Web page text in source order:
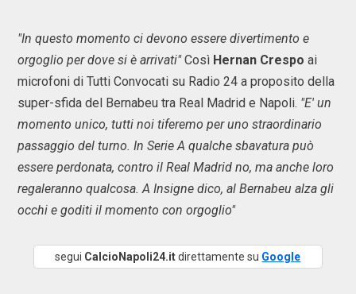
"In questo momento ci devono essere divertimento e
orgoglio per dove si è arrivati"Così Hernan Crespo ai
microfoni di Tutti Convocati su Radio 24 a proposito della
super-sfida del Bernabeu tra Real Madrid e Napoli. "E' un
momento unico, tutti noi tiferemo per uno straordinario
passaggio del turno. In Serie A qualche sbavatura può
essere perdonata, contro il Real Madrid no, ma anche loro
regaleranno qualcosa. A Insigne dico, al Bernabeu alza gli
occhi e goditi il momento con orgoglio"
segui CalcioNapoli24.itdirettamente su Google